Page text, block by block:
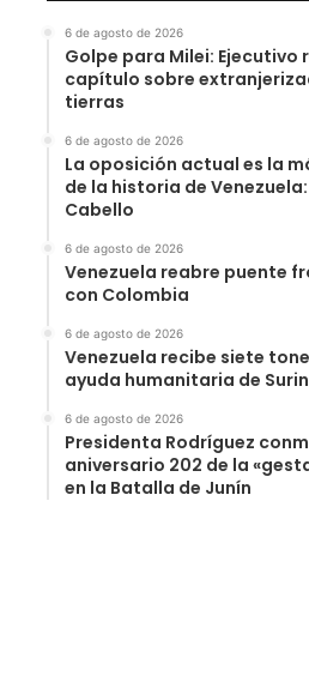
6 de agosto de 2026
Golpe para Milei: Ejecutivo
capítulo sobre
tierras
6 de agosto de 2026
‎La oposición actual es la
de la historia de
Cabello
6 de agosto de 2026
Venezuela reabre puente
con Colombia
6 de agosto de 2026
Venezuela recibe siete
ayuda humanitaria de
6 de agosto de 2026
Presidenta Rodríguez
aniversario 202 de la
en la Batalla de Junín